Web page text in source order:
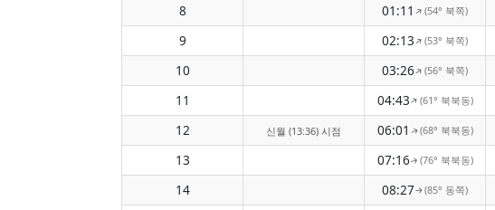
8
01:11↑(54° 북쪽)
9
02:13↑(53° 북쪽)
10
03:26↑(56° 북쪽)
11
04:43↑(61° 북북동)
12
신월 (13:36) 시점 06:01 ↑(68° 북북동)
13
07:16↑(76° 북북동)
14
08:27↑(85° 동쪽)